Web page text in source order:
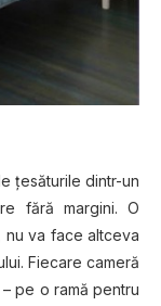
țesăturile dintr-un
fără margini. O
nu va face altceva
Fiecare cameră
pe o ramă pentru